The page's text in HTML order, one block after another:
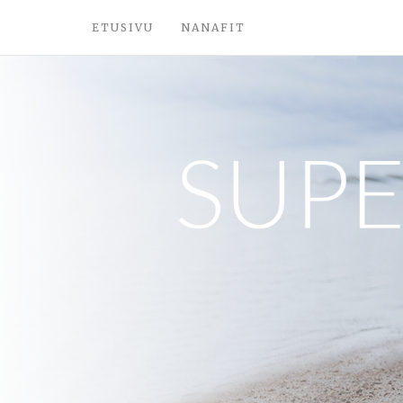
ETUSIVU NANAFIT